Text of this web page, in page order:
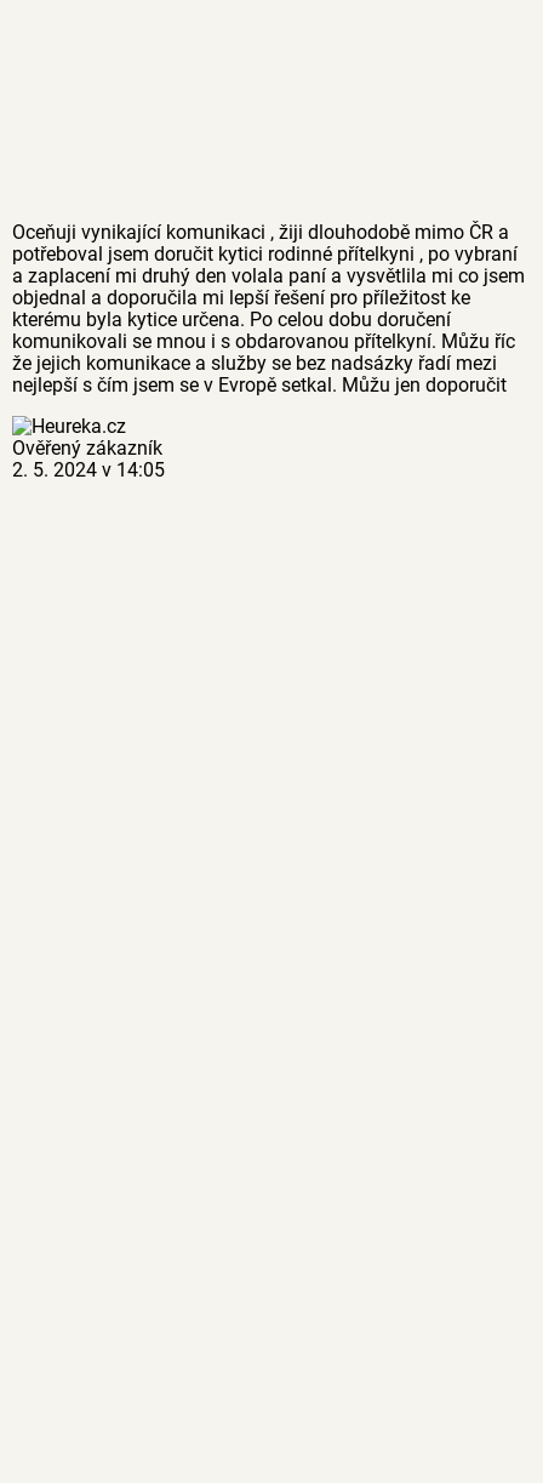
Oceňuji vynikající komunikaci , žiji dlouhodobě mimo ČR a
potřeboval jsem doručit kytici rodinné přítelkyni , po vybraní
a zaplacení mi druhý den volala paní a vysvětlila mi co jsem
objednal a doporučila mi lepší řešení pro příležitost ke
kterému byla kytice určena. Po celou dobu doručení
komunikovali se mnou i s obdarovanou přítelkyní. Můžu říc
že jejich komunikace a služby se bez nadsázky řadí mezi
nejlepší s čím jsem se v Evropě setkal. Můžu jen doporučit
Ověřený zákazník
2. 5. 2024 v 14:05